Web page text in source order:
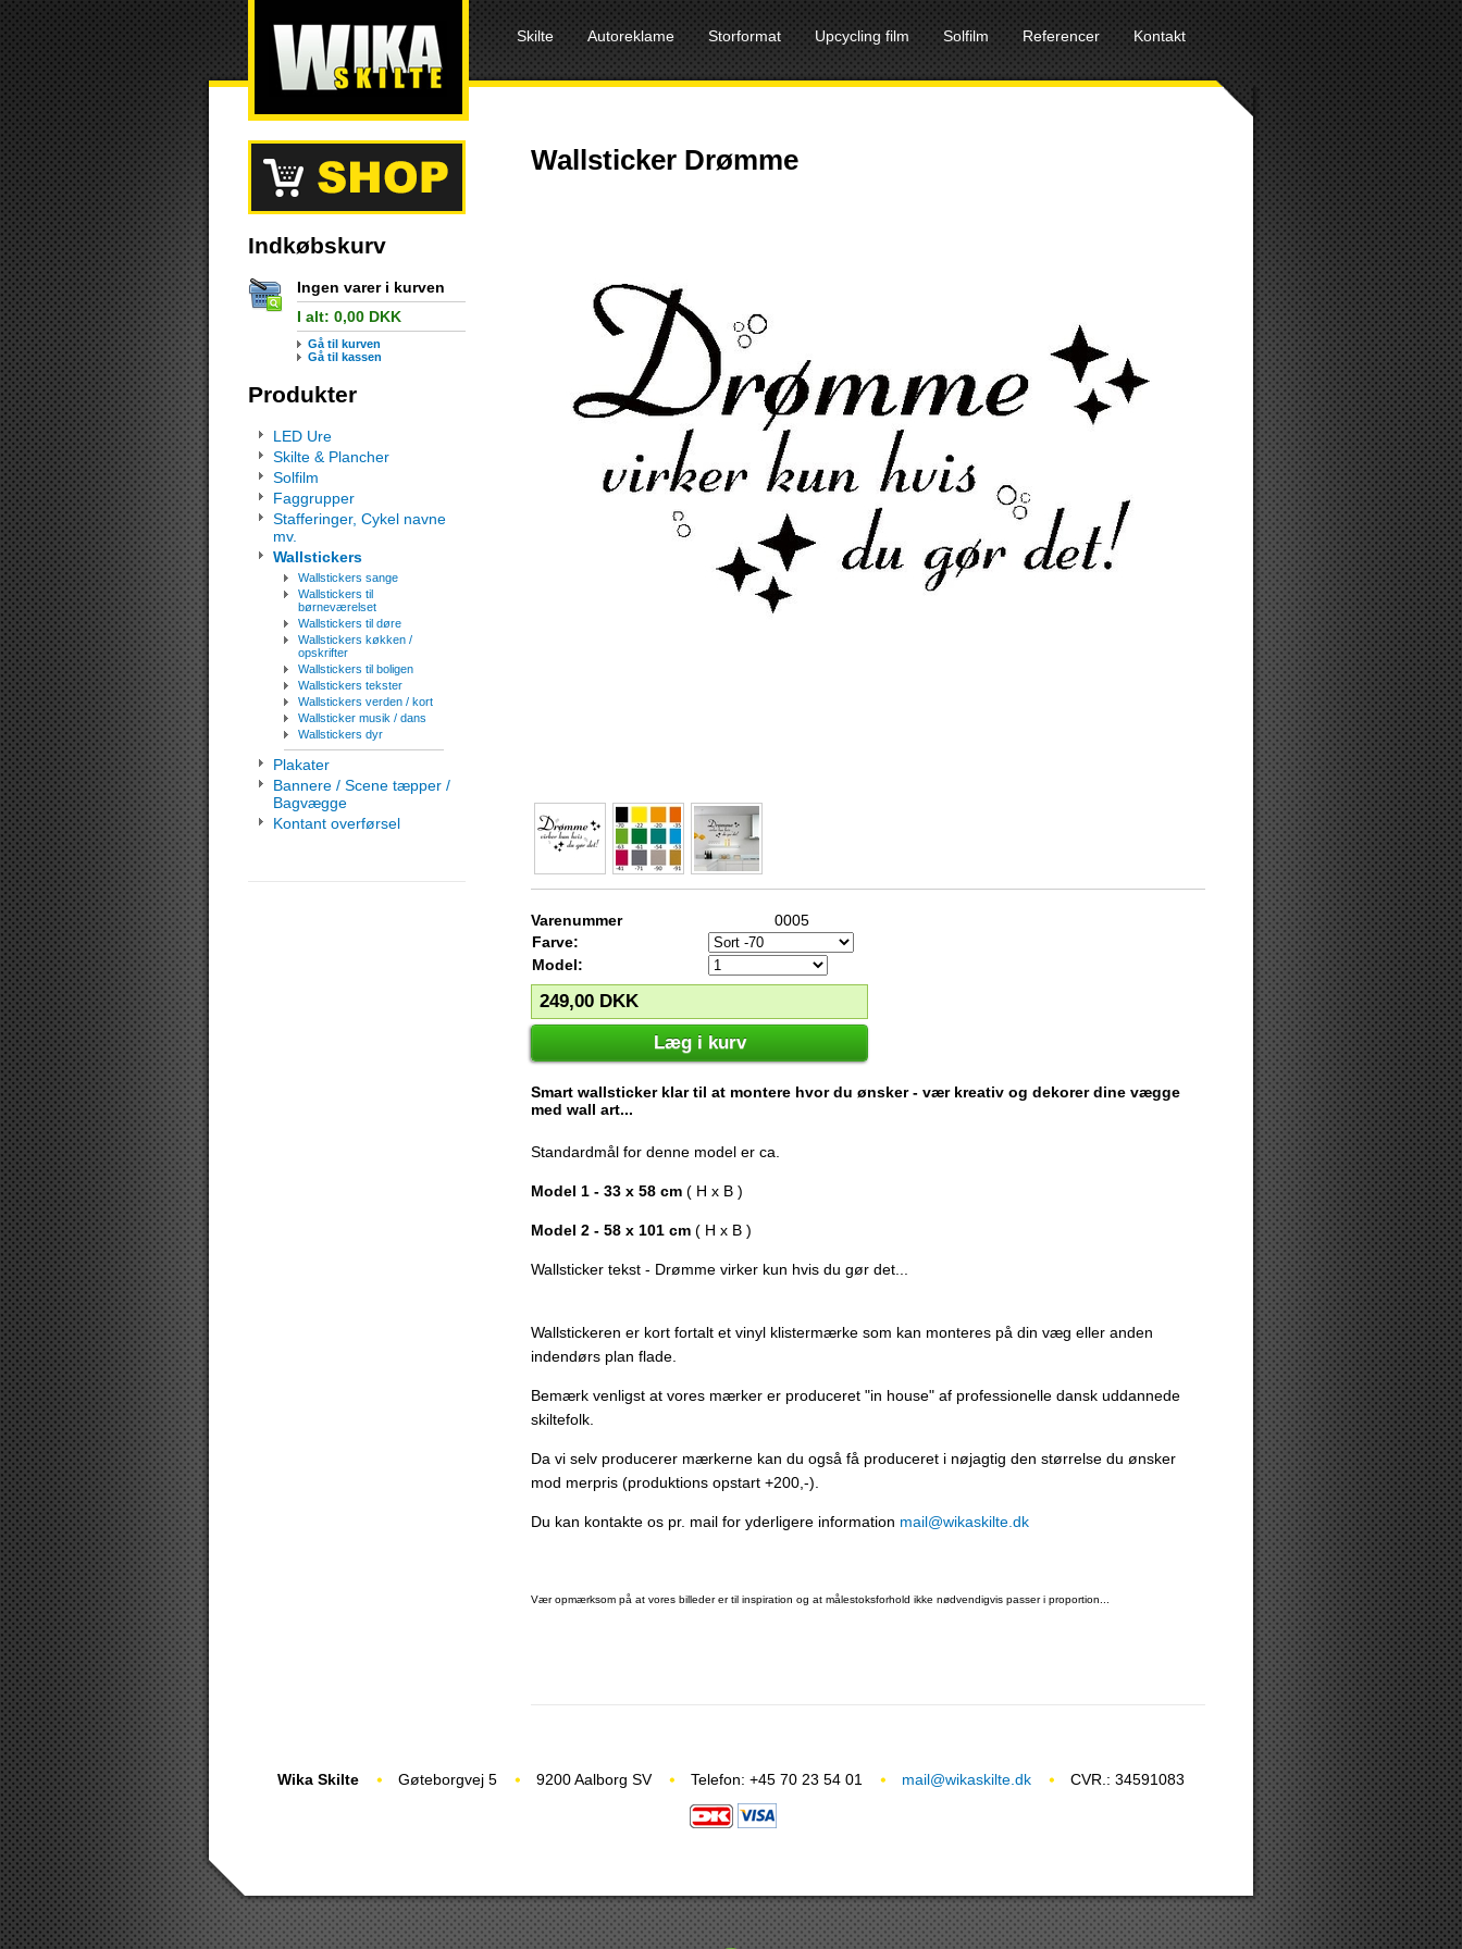
Skilte Autoreklame Storformat Upcycling film Solfilm Referencer Kontakt
Indkøbskurv
Ingen varer i kurven
I alt: 0,00 DKK
Gå til kurven
Gå til kassen
Produkter
LED Ure
Skilte & Plancher
Solfilm
Faggrupper
Stafferinger, Cykel navne
mv.
Wallstickers
Wallstickers sange
Wallstickers til
børneværelset
Wallstickers til døre
Wallstickers køkken /
opskrifter
Wallstickers til boligen
Wallstickers tekster
Wallstickers verden / kort
Wallsticker musik / dans
Wallstickers dyr
Plakater
Bannere / Scene tæpper /
Bagvægge
Kontant overførsel
Wallsticker Drømme
Varenummer
0005
Farve:
Model:
249,00 DKK
Læg i kurv
Smart wallsticker klar til at montere hvor du ønsker - vær kreativ og dekorer dine vægge
med wall art...
Standardmål for denne model er ca.
Model 1 - 33 x 58 cm ( H x B )
Model 2 - 58 x 101 cm ( H x B )
Wallsticker tekst - Drømme virker kun hvis du gør det...
Wallstickeren er kort fortalt et vinyl klistermærke som kan monteres på din væg eller anden
indendørs plan flade.
Bemærk venligst at vores mærker er produceret "in house" af professionelle dansk uddannede
skiltefolk.
Da vi selv producerer mærkerne kan du også få produceret i nøjagtig den størrelse du ønsker
mod merpris (produktions opstart +200,-).
Du kan kontakte os pr. mail for yderligere information mail@wikaskilte.dk
Vær opmærksom på at vores billeder er til inspiration og at målestoksforhold ikke nødvendigvis passer i proportion...
Wika Skilte Gøteborgvej 5 9200 Aalborg SV Telefon: +45 70 23 54 01 mail@wikaskilte.dk CVR.: 34591083